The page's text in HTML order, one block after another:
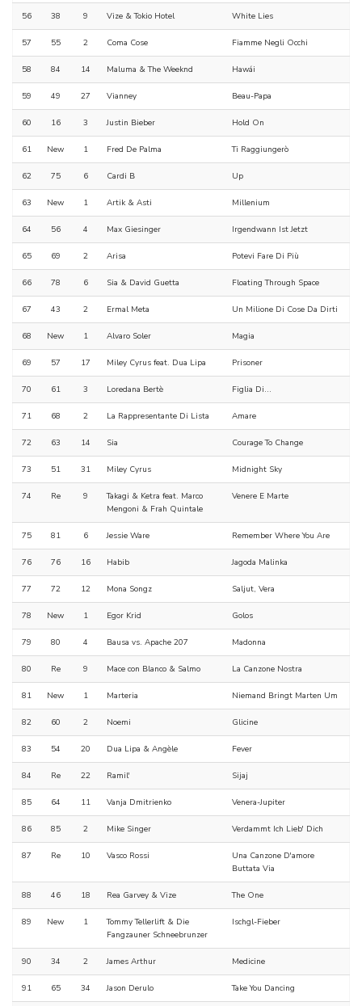
56 38 9 Vize & Tokio Hotel White Lies
57 55 2 Coma Cose Fiamme Negli Occhi
58 84 14 Maluma & The Weeknd Hawái
59 49 27 Vianney Beau-Papa
60 16 3 Justin Bieber Hold On
61 New 1 Fred De Palma Ti Raggiungerò
62 75 6 Cardi B Up
63 New 1 Artik & Asti Millenium
64 56 4 Max Giesinger Irgendwann Ist Jetzt
65 69 2 Arisa Potevi Fare Di Più
66 78 6 Sia & David Guetta Floating Through Space
67 43 2 Ermal Meta Un Milione Di Cose Da Dirti
68 New 1 Alvaro Soler Magia
69 57 17 Miley Cyrus feat. Dua Lipa Prisoner
70 61 3 Loredana Bertè Figlia Di...
71 68 2 La Rappresentante Di Lista Amare
72 63 14 Sia Courage To Change
73 51 31 Miley Cyrus Midnight Sky
74 Re 9
Takagi & Ketra feat. Marco
Mengoni & Frah Quintale
Venere E Marte
75 81 6 Jessie Ware Remember Where You Are
76 76 16 Habib Jagoda Malinka
77 72 12 Mona Songz Saljut, Vera
78 New 1 Egor Krid Golos
79 80 4 Bausa vs. Apache 207 Madonna
80 Re 9 Mace con Blanco & Salmo La Canzone Nostra
81 New 1 Marteria Niemand Bringt Marten Um
82 60 2 Noemi Glicine
83 54 20 Dua Lipa & Angèle Fever
84 Re 22 Ramil' Sijaj
85 64 11 Vanja Dmitrienko Venera-Jupiter
86 85 2 Mike Singer Verdammt Ich Lieb' Dich
87 Re 10 Vasco Rossi
Una Canzone D'amore
Buttata Via
88 46 18 Rea Garvey & Vize The One
89 New 1
Tommy Tellerlift & Die
Fangzauner Schneebrunzer
Ischgl-Fieber
90 34 2 James Arthur Medicine
91 65 34 Jason Derulo Take You Dancing